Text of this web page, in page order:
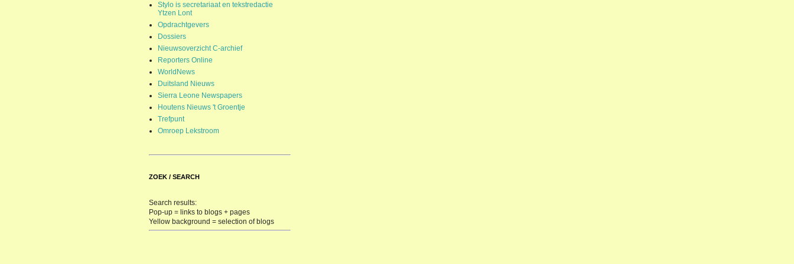
Stylo is secretariaat en tekstredactie
Ytzen Lont
Opdrachtgevers
Dossiers
Nieuwsoverzicht C-archief
Reporters Online
WorldNews
Duitsland Nieuws
Sierra Leone Newspapers
Houtens Nieuws 't Groentje
Trefpunt
Omroep Lekstroom
ZOEK / SEARCH
Search results:
Pop-up = links to blogs + pages
Yellow background = selection of blogs